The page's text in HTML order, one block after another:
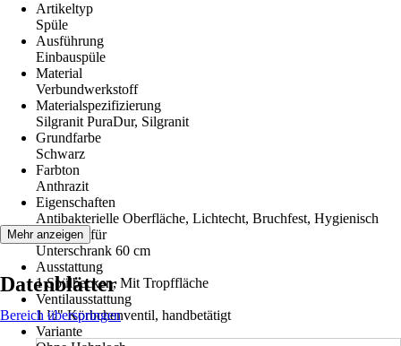
Artikeltyp
Spüle
Ausführung
Einbauspüle
Material
Verbundwerkstoff
Materialspezifizierung
Silgranit PuraDur, Silgranit
Grundfarbe
Schwarz
Farbton
Anthrazit
Eigenschaften
Antibakterielle Oberfläche, Lichtecht, Bruchfest, Hygienisch
Geeignet für
Unterschrank 60 cm
Ausstattung
1 Spülbecken, Mit Tropffläche
Ventilausstattung
1 ½" Körbchenventil, handbetätigt
Variante
Mehr anzeigen
Datenblätter
Bereich überspringen